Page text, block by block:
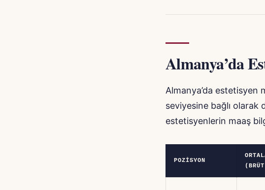
Almanya’da
Almanya’da estetisyen
seviyesine bağlı olarak
estetisyenlerin maaş
POZISYON